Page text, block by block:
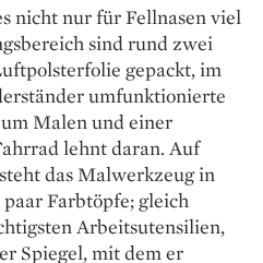
nicht nur für Fellnasen viel
sind rund zwei
gepackt, im
umfunktionierte
­Malen und einer
lehnt daran. Auf
das Malwerkzeug in
Farbtöpfe; gleich
Arbeitsutensilien,
Spiegel, mit dem er